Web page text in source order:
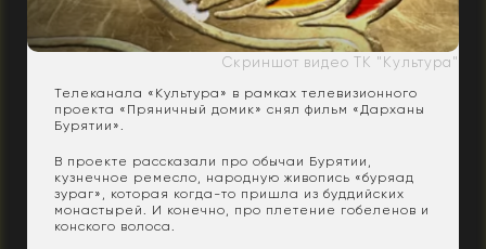
Скриншот видео ТК "Культура"
Телеканала «Культура» в рамках телевизионного
проекта «Пряничный домик» снял фильм «Дарханы
Бурятии».
В проекте рассказали про обычаи Бурятии,
кузнечное ремесло, народную живопись «буряад
зураг», которая когда-то пришла из буддийских
монастырей. И конечно, про плетение гобеленов и
конского волоса.